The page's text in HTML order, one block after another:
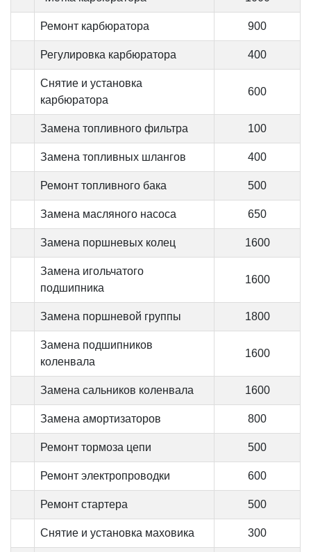
Ремонт карбюратора 900
Регулировка карбюратора 400
Снятие и установка
карбюратора
600
Замена топливного фильтра 100
Замена топливных шлангов 400
Ремонт топливного бака 500
Замена масляного насоса 650
Замена поршневых колец 1600
Замена игольчатого
подшипника
1600
Замена поршневой группы 1800
Замена подшипников
коленвала
1600
Замена сальников коленвала 1600
Замена амортизаторов 800
Ремонт тормоза цепи 500
Ремонт электропроводки 600
Ремонт стартера 500
Снятие и установка маховика 300